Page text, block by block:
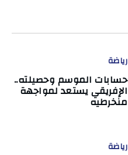
رياضة
حسابات الموسم وحصيلته..
الإفريقي يستعد لمواجهة
منخرطيه
رياضة